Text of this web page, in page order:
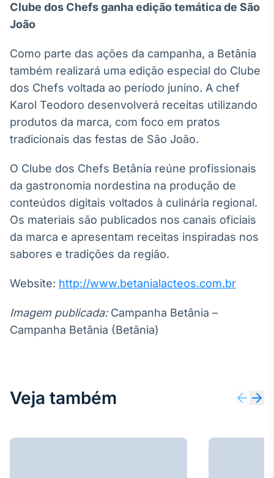
Clube dos Chefs ganha edição temática de São
João
Como parte das ações da campanha, a Betânia
também realizará uma edição especial do Clube
dos Chefs voltada ao período junino. A chef
Karol Teodoro desenvolverá receitas utilizando
produtos da marca, com foco em pratos
tradicionais das festas de São João.
O Clube dos Chefs Betânia reúne profissionais
da gastronomia nordestina na produção de
conteúdos digitais voltados à culinária regional.
Os materiais são publicados nos canais oficiais
da marca e apresentam receitas inspiradas nos
sabores e tradições da região.
Website: http://www.betanialacteos.com.br
Imagem publicada:Campanha Betânia –
Campanha Betânia (Betânia)
Veja também